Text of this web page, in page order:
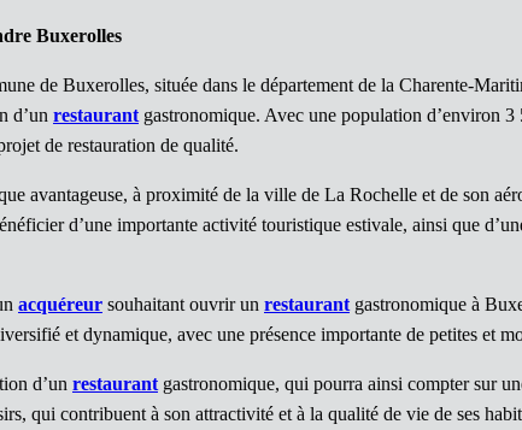
Buxerolles
de Buxerolles, située dans le département de la Charente-
d’un restaurant gastronomique. Avec une population d’environ
de restauration de qualité.
avantageuse, à proximité de la ville de La Rochelle et de son
d’une importante activité touristique estivale, ainsi que
acquéreur souhaitant ouvrir un restaurant gastronomique à
et dynamique, avec une présence importante de petites et
d’un restaurant gastronomique, qui pourra ainsi compter sur
qui contribuent à son attractivité et à la qualité de vie de ses